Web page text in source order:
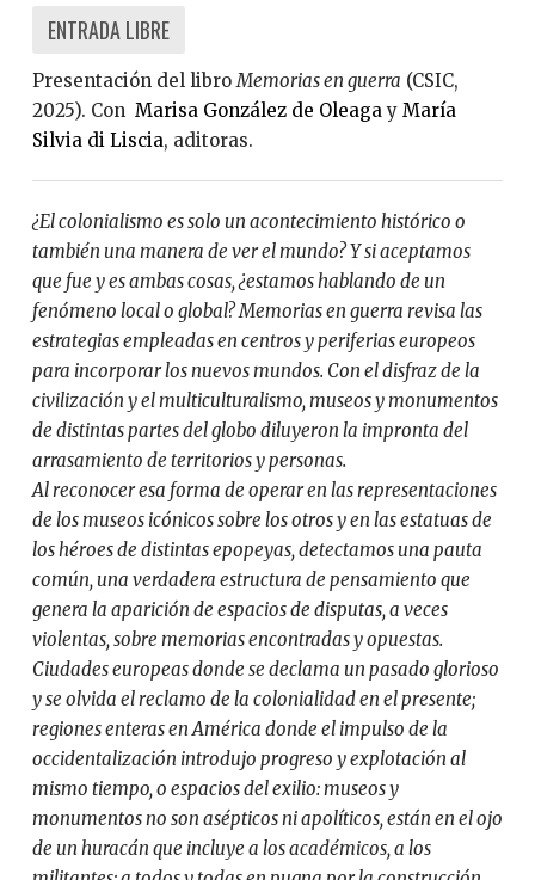
ENTRADA LIBRE
Presentación del libro Memorias en guerra (CSIC,
2025). Con Marisa González de Oleaga y María
Silvia di Liscia, aditoras.
¿El colonialismo es solo un acontecimiento histórico o
también una manera de ver el mundo? Y si aceptamos
que fue y es ambas cosas, ¿estamos hablando de un
fenómeno local o global? Memorias en guerra revisa las
estrategias empleadas en centros y periferias europeos
para incorporar los nuevos mundos. Con el disfraz de la
civilización y el multiculturalismo, museos y monumentos
de distintas partes del globo diluyeron la impronta del
arrasamiento de territorios y personas.
Al reconocer esa forma de operar en las representaciones
de los museos icónicos sobre los otros y en las estatuas de
los héroes de distintas epopeyas, detectamos una pauta
común, una verdadera estructura de pensamiento que
genera la aparición de espacios de disputas, a veces
violentas, sobre memorias encontradas y opuestas.
Ciudades europeas donde se declama un pasado glorioso
y se olvida el reclamo de la colonialidad en el presente;
regiones enteras en América donde el impulso de la
occidentalización introdujo progreso y explotación al
mismo tiempo, o espacios del exilio: museos y
monumentos no son asépticos ni apolíticos, están en el ojo
de un huracán que incluye a los académicos, a los